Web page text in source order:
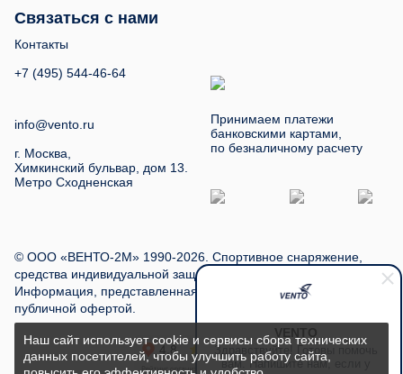
VENTO
Здравствуйте! Готовы помочь
вам. Напишите нам, если у
Связаться с нами
Контакты
+7 (495) 544-46-64
info@vento.ru
г. Москва,
Химкинский бульвар, дом 13.
Метро Сходненская
Принимаем платежи
банковскими картами,
по безналичному расчету
© ООО «ВЕНТО-2М» 1990-2026. Спортивное снаряжение,
средства индивидуальной защиты, туристское снаряжение.
Информация, представленная на сайте, не является
публичной офертой.
Наш сайт использует cookie и сервисы сбора технических
данных посетителей, чтобы улучшить работу сайта,